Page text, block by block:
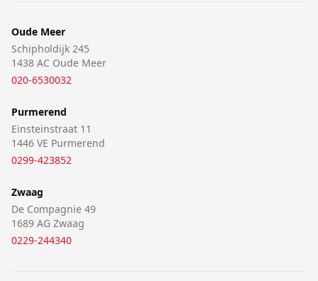
Oude Meer
Schipholdijk 245
1438 AC Oude Meer
020-6530032
Purmerend
Einsteinstraat 11
1446 VE Purmerend
0299-423852
Zwaag
De Compagnie 49
1689 AG Zwaag
0229-244340